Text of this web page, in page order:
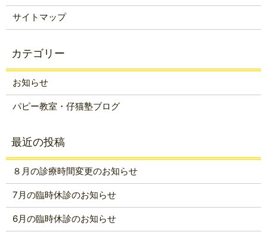
サイトマップ
お知らせ
パピー教室・仔猫塾ブログ
８月の診療時間変更のお知らせ
7月の臨時休診のお知らせ
6月の臨時休診のお知らせ